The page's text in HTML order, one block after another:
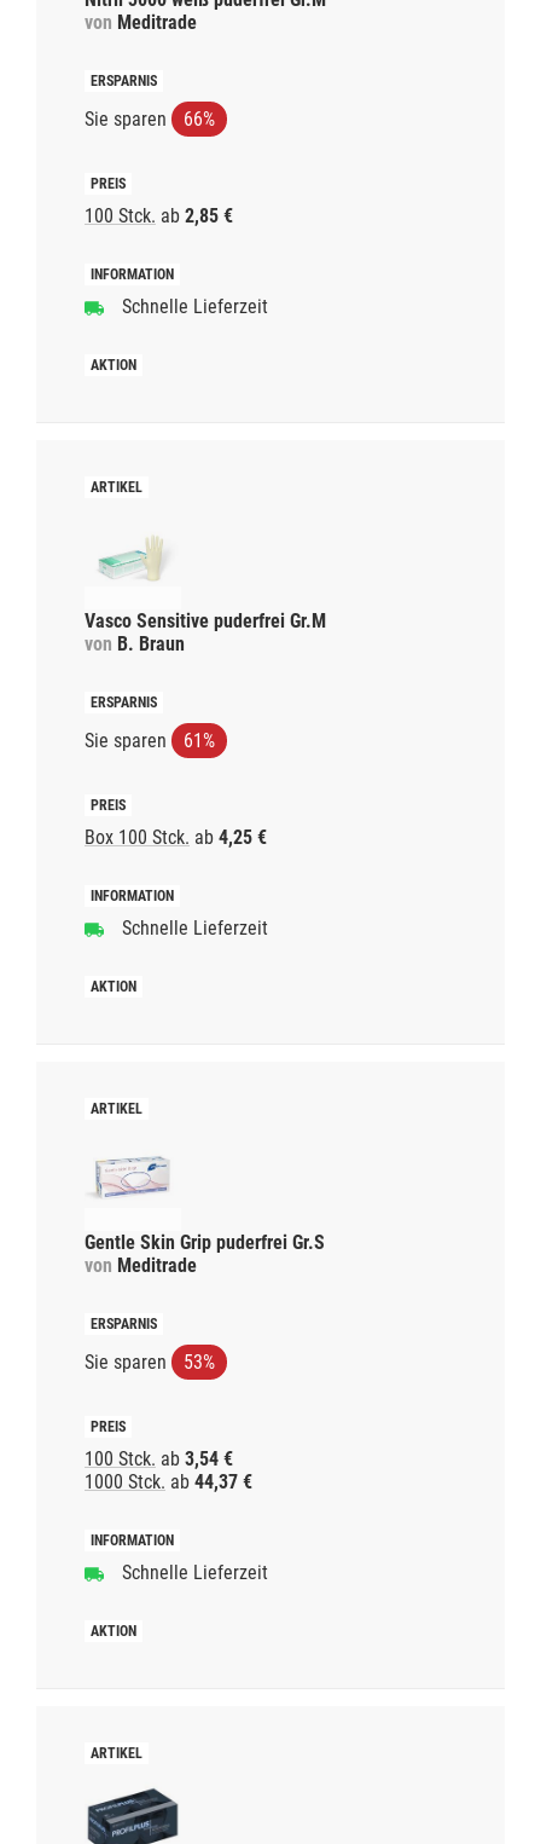
von Meditrade
Sie sparen 66%
100 Stck. ab 2,85 €
Schnelle Lieferzeit
Vasco Sensitive puderfrei Gr.M
von B. Braun
Sie sparen 61%
Box 100 Stck. ab 4,25 €
Schnelle Lieferzeit
Gentle Skin Grip puderfrei Gr.S
von Meditrade
Sie sparen 53%
100 Stck. ab 3,54 €
1000 Stck. ab 44,37 €
Schnelle Lieferzeit